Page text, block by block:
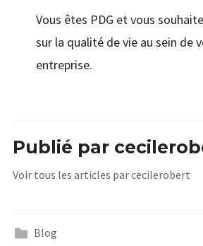
Vous êtes PDG et vous
sur la qualité de vie au sein de
entreprise.
Publié par
Voir tous les articles par cecilerobert
Blog